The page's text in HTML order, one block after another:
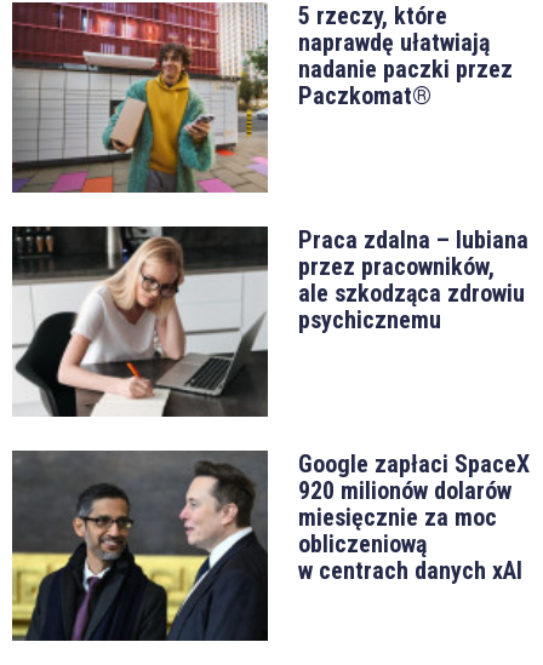
5 rzeczy, które
naprawdę ułatwiają
nadanie paczki przez
Paczkomat®
Praca zdalna – lubiana
przez pracowników,
ale szkodząca zdrowiu
psychicznemu
Google zapłaci SpaceX
920 milionów dolarów
miesięcznie za moc
obliczeniową
w centrach danych xAI